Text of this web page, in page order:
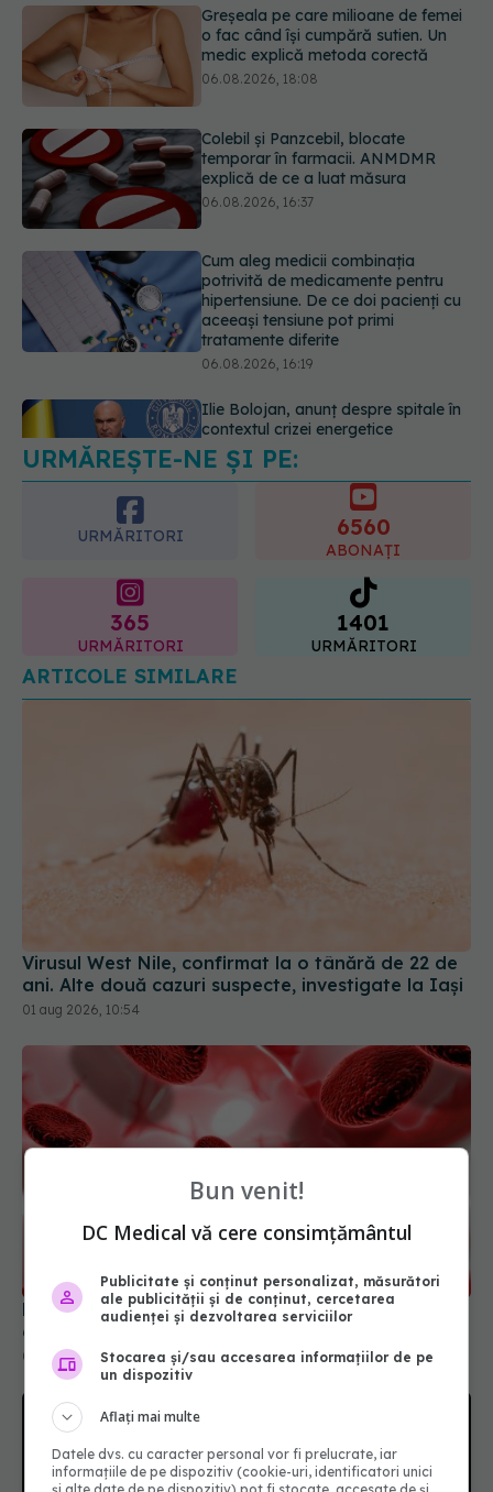
temporar în farmacii. ANMDMR
explică de ce a luat măsura
06.08.2026, 16:37
potrivită de medicamente pentru
hipertensiune. De ce doi pacienți cu
aceeași tensiune pot primi
tratamente diferite
Ilie Bolojan, anunț despre spitale în
contextul crizei energetice
06.08.2026, 15:24
URMĂREȘTE-NE ȘI PE:
URMĂRITORI 6560
ABONAȚI
365
URMĂRITORI
1401
URMĂRITORI
ARTICOLE SIMILARE
Virusul West Nile, confirmat la o tânără de 22 de
ani. Alte două cazuri suspecte, investigate la Iași
01 aug 2026, 10:54
Hemoglobina scăzută ar putea indica un risc cu
66% mai mare de demență
02 aug 2026, 13:46
Bun venit!
DC Medical vă cere consimțământul
Publicitate și conținut personalizat, măsurători
ale publicității și de conținut, cercetarea
audienței și dezvoltarea serviciilor
Stocarea și/sau accesarea informațiilor de pe
un dispozitiv
Aflați mai multe
Datele dvs. cu caracter personal vor fi prelucrate, iar
informațiile de pe dispozitiv (cookie-uri, identificatori unici